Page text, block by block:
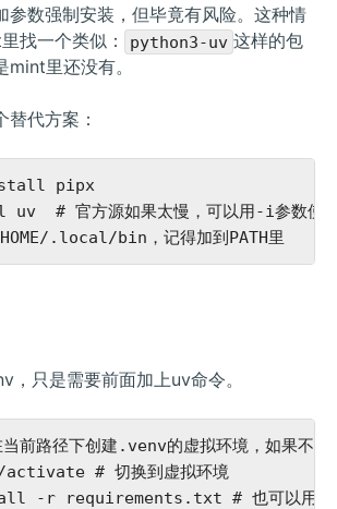
参数强制安装，但毕竟有风险。这种情
找一个类似：
python3-uv 这样的包
里还没有。
替代方案：
pipx
# 官方源如果太慢，可以用-i参数使用
，只是需要前面加上uv命令。
路径下创建.venv的虚拟环境，如果不想
# 切换到虚拟环境